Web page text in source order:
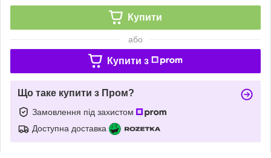
Купити
або
Купити з
Що таке купити з Пром?
Замовлення під захистом
Доступна доставка